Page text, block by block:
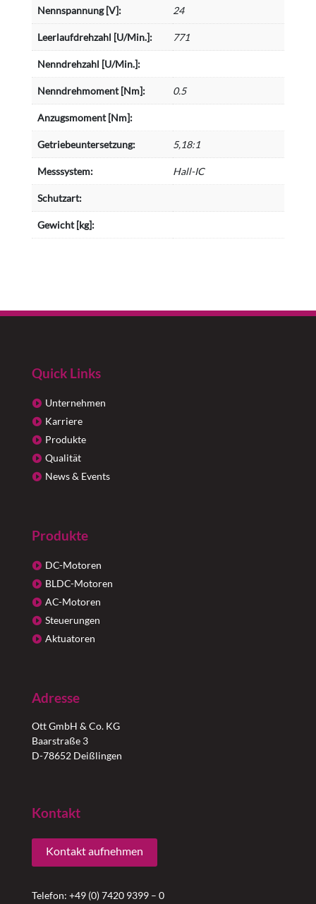
Nennspannung [V]: 24
Leerlaufdrehzahl [U/Min.]: 771
Nenndrehzahl [U/Min.]:
Nenndrehmoment [Nm]: 0.5
Anzugsmoment [Nm]:
Getriebeuntersetzung: 5,18:1
Messsystem: Hall-IC
Schutzart:
Gewicht [kg]:
Quick Links
Unternehmen
Karriere
Produkte
Qualität
News & Events
Produkte
DC-Motoren
BLDC-Motoren
AC-Motoren
Steuerungen
Aktuatoren
Adresse
Ott GmbH & Co. KG
Baarstraße 3
D-78652 Deißlingen
Kontakt
Kontakt aufnehmen
Telefon: +49 (0) 7420 9399 – 0